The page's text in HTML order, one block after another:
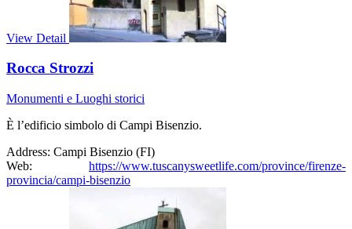
View Detail
Rocca Strozzi
Monumenti e Luoghi storici
È l’edificio simbolo di Campi Bisenzio.
Address: Campi Bisenzio (FI)
Web:
https://www.tuscanysweetlife.com/province/firenze-
provincia/campi-bisenzio